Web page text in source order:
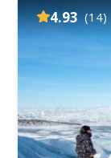
4.93 (14)